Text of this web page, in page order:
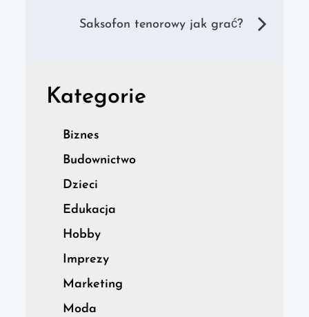
Saksofon tenorowy jak grać?
Kategorie
Biznes
Budownictwo
Dzieci
Edukacja
Hobby
Imprezy
Marketing
Moda